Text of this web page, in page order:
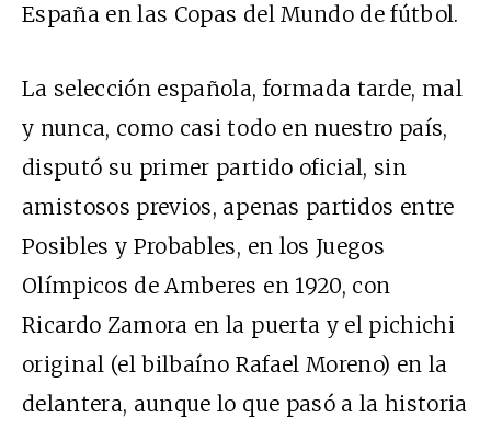
España en las Copas del Mundo de fútbol.
La selección española, formada tarde, mal
y nunca, como casi todo en nuestro país,
disputó su primer partido oficial, sin
amistosos previos, apenas partidos entre
Posibles y Probables, en los Juegos
Olímpicos de Amberes en 1920, con
Ricardo Zamora en la puerta y el pichichi
original (el bilbaíno Rafael Moreno) en la
delantera, aunque lo que pasó a la historia